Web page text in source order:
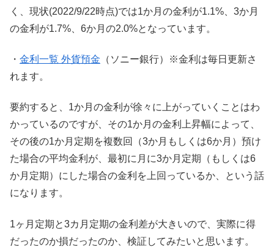
く、現状(2022/9/22時点)では1か月の金利が1.1%、3か月
の金利が1.7%、6か月の2.0%となっています。
・ 金利一覧 外貨預金 （ソニー銀行）※金利は毎日更新さ
れます。
要約すると、1か月の金利が徐々に上がっていくことはわ
かっているのですが、その1か月の金利上昇幅によって、
その後の1か月定期を複数回（3か月もしくは6か月）預け
た場合の平均金利が、最初に月に3か月定期（もしくは6
か月定期）にした場合の金利を上回っているか、という話
になります。
1ヶ月定期と3カ月定期の金利差が大きいので、実際に得
だったのか損だったのか、検証してみたいと思います。